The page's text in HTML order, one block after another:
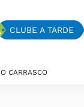
CLUBE A TARDE
O CARRASCO